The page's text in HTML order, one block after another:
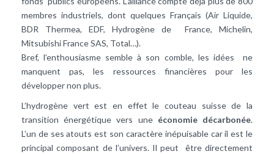
membres industriels, dont quelques Français (Air Liquide,
BDR Thermea, EDF, Hydrogène de France, Michelin,
Mitsubishi France SAS, Total…).
Bref, l’enthousiasme semble à son comble, les idées ne
manquent pas, les ressources financières pour les
développer non plus.
L’hydrogène vert est en effet le couteau suisse de la
transition énergétique vers une économie décarbonée.
L’un de ses atouts est son caractère inépuisable car il est le
principal composant de l’univers. Il peut être directement